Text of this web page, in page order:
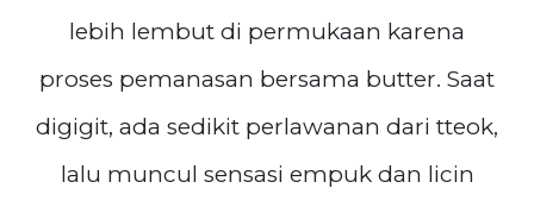
lebih lembut di permukaan karena
proses pemanasan bersama butter. Saat
digigit, ada sedikit perlawanan dari tteok,
lalu muncul sensasi empuk dan licin